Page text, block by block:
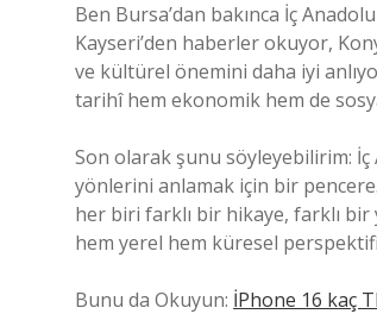
Ben Bursa’dan bakınca İç
Kayseri’den haberler okuyor,
ve kültürel önemini daha iyi
tarihî hem ekonomik hem de
Son olarak şunu söyleyebilirim: İç
yönlerini anlamak için bir
her biri farklı bir hikaye, farklı bir
hem yerel hem küresel
Bunu da Okuyun: İPhone 16 kaç